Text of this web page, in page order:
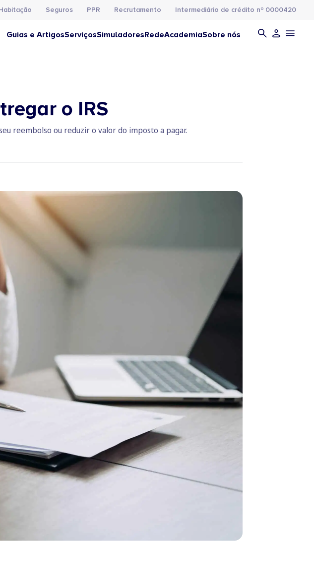
Seguros PPR Recrutamento Intermediário de crédito nº 0000420
Guias e ArtigosServiçosSimuladoresRedeAcademiaSobre nós
o IRS
reembolso ou reduzir o valor do imposto a pagar.